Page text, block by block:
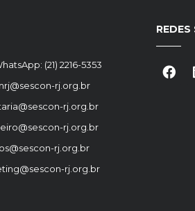
(21) 2216-5353
rj.org.br
rj.org.br
rj.org.br
rj.org.br
rj.org.br
REDES